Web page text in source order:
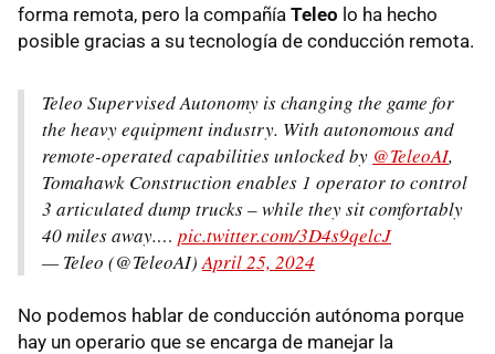
forma remota, pero la compañía Teleo lo ha hecho
posible gracias a su tecnología de conducción remota.
Teleo Supervised Autonomy is changing the game for
the heavy equipment industry. With autonomous and
remote-operated capabilities unlocked by @TeleoAI,
Tomahawk Construction enables 1 operator to control
3 articulated dump trucks – while they sit comfortably
40 miles away.… pic.twitter.com/3D4s9qelcJ
— Teleo (@TeleoAI)April 25, 2024
No podemos hablar de conducción autónoma porque
hay un operario que se encarga de manejar la